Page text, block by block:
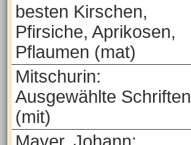
besten Kirschen,
Pfirsiche, Aprikosen,
Pflaumen (mat)
Mitschurin:
Ausgewählte Schriften
(mit)